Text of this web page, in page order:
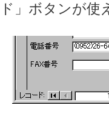
ド」ボタンが